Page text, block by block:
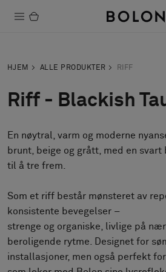
Bærekraft
Installation
Vedlikehold
Samarbeid med designere
Stories
FAQ
HJEM ALLE PRODUKTER RIFF
Riff - Blackish
En nøytral, varm og moderne
brunt, beige og grått, med en svart
til å tre frem.
Som et riff består mønsteret av
konsistente bevegelser –
strenge og organiske, livlige på
beroligende rytme. Designet for
installasjoner, men også perfekt